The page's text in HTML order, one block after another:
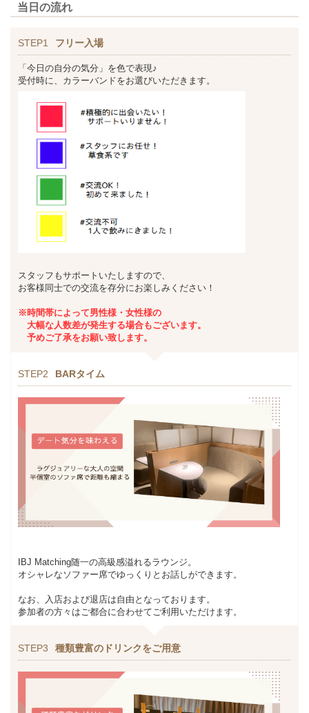
当日の流れ
STEP1 フリー入場
「今日の自分の気分」を色で表現♪
受付時に、カラーバンドをお選びいただきます。
スタッフもサポートいたしますので、
お客様同士での交流を存分にお楽しみください！
※時間帯によって男性様・女性様の
大幅な人数差が発生する場合もございます。
予めご了承をお願い致します。
STEP2 BARタイム
IBJ Matching随一の高級感溢れるラウンジ。
オシャレなソファー席でゆっくりとお話しができます。
なお、入店および退店は自由となっております。
参加者の方々はご都合に合わせてご利用いただけます。
STEP3 種類豊富のドリンクをご用意